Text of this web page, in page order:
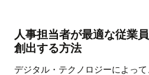
人事担当者が最適な従業
創出する方法
デジタル・テクノロジーによっ